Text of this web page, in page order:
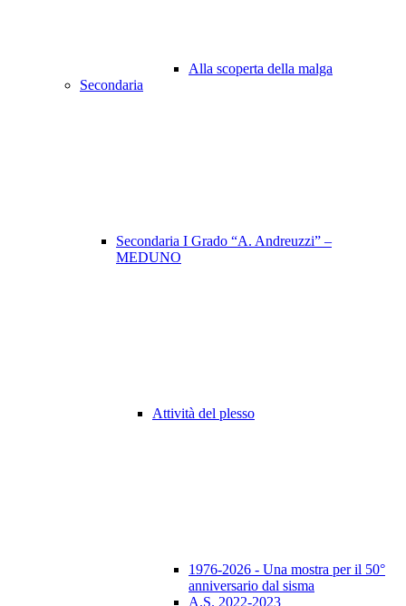
Alla scoperta della malga
Secondaria
Secondaria I Grado “A. Andreuzzi” –
MEDUNO
Attività del plesso
1976-2026 - Una mostra per il 50°
anniversario dal sisma
A.S. 2022-2023